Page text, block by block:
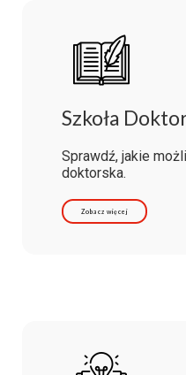
Szkoła
Sprawdź, jakie
doktorska.
Zobacz więcej